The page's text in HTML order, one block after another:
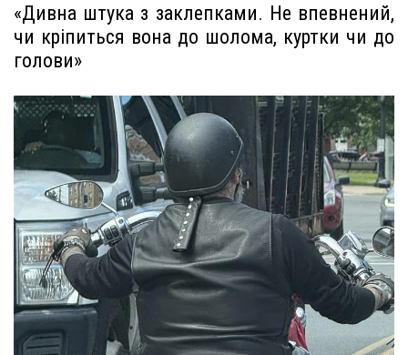
«Дивна штука з заклепками. Не впевнений,
чи кріпиться вона до шолома, куртки чи до
голови»